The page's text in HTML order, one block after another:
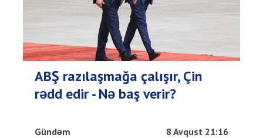
ABŞ razılaşmağa çalışır, Çin
rədd edir - Nə baş verir?
Gündəm 8 Avqust 21:16